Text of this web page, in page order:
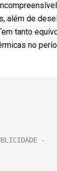
além de
tanto
no